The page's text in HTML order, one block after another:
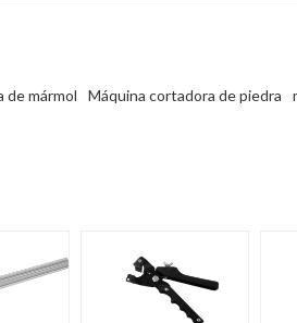
de mármol Máquina cortadora de piedra